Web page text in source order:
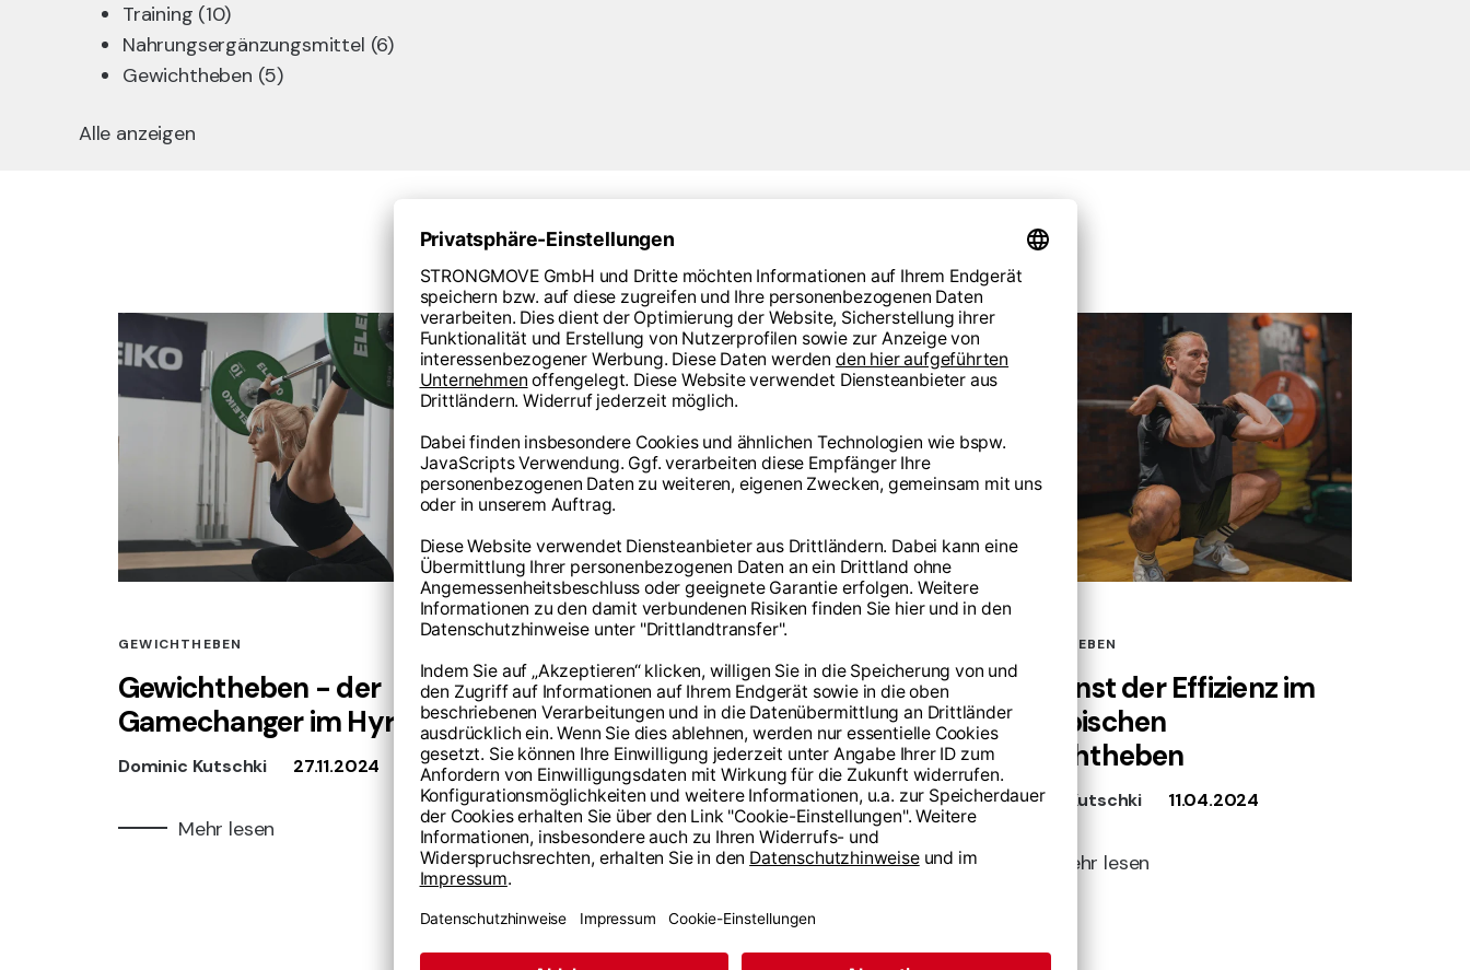
Training (10)
Nahrungsergänzungsmittel (6)
Gewichtheben (5)
Alle anzeigen
GEWICHTHEBEN
Gewichtheben - der
Gamechanger im Hyrox
Dominic Kutschki 27.11.2024
Mehr lesen
Periodisierung im
Gewichtheben: Strategien
für langfristige Erfolge
Dominic Kutschki 11.06.2024
Mehr lesen
GEWICHTHEBEN
Die Kunst der Effizienz im
Olympischen
Gewichtheben
Dominic Kutschki 11.04.2024
Mehr lesen